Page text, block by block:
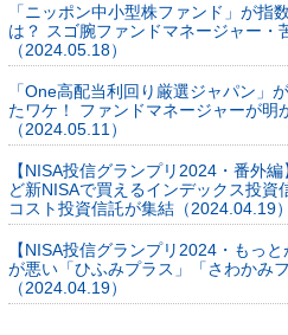
「ニッポン中小型株ファンド」が指
は？ スゴ腕ファンドマネージャー・
（2024.05.18）
「One高配当利回り厳選ジャパン」
たワケ！ ファンドマネージャーが明
（2024.05.11）
【NISA投信グランプリ2024・番外
ど新NISAで買えるインデックス投
コスト投資信託が集結（2024.04.19）
【NISA投信グランプリ2024・もっ
が悪い「ひふみプラス」「さわかみ
（2024.04.19）